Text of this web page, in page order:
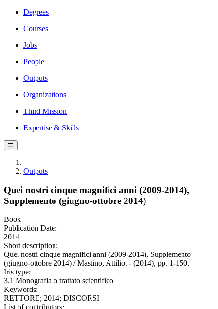
Degrees
Courses
Jobs
People
Outputs
Organizations
Third Mission
Expertise & Skills
☰
Outputs
Quei nostri cinque magnifici anni (2009-2014),
Supplemento (giugno-ottobre 2014)
Book
Publication Date:
2014
Short description:
Quei nostri cinque magnifici anni (2009-2014), Supplemento
(giugno-ottobre 2014) / Mastino, Attilio. - (2014), pp. 1-150.
Iris type:
3.1 Monografia o trattato scientifico
Keywords:
RETTORE; 2014; DISCORSI
List of contributors: